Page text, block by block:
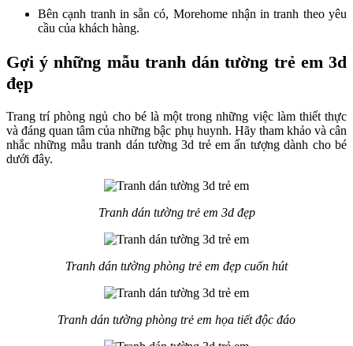
Bên cạnh tranh in sẵn có, Morehome nhận in tranh theo yêu
cầu của khách hàng.
Gợi ý những mẫu tranh dán tường trẻ em 3d
đẹp
Trang trí phòng ngủ cho bé là một trong những việc làm thiết thực
và đáng quan tâm của những bậc phụ huynh. Hãy tham khảo và cân
nhắc những mẫu tranh dán tường 3d trẻ em ấn tượng dành cho bé
dưới đây.
Tranh dán tường trẻ em 3d đẹp
Tranh dán tường phòng trẻ em đẹp cuốn hút
Tranh dán tường phòng trẻ em họa tiết độc đáo